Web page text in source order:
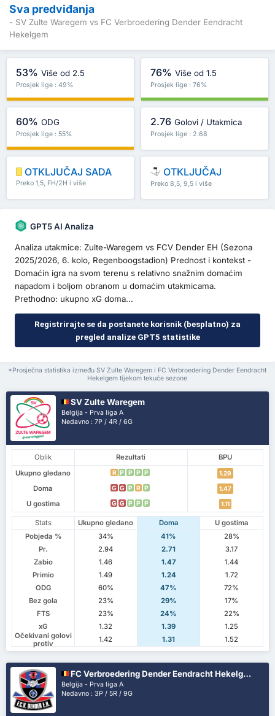
Sva predviđanja
- SV Zulte Waregem vs FC Verbroedering Dender Eendracht
Hekelgem
53% Više od 2.5
Prosjek lige : 49%
76% Više od 1.5
Prosjek lige : 76%
60% ODG
Prosjek lige : 55%
2.76 Golovi / Utakmica
Prosjek lige : 2.68
OTKLJUČAJ SADA
Preko 1,5, FH/2H i više
OTKLJUČAJ
Preko 8,5, 9,5 i više
GPT5 AI Analiza
Analiza utakmice: Zulte-Waregem vs FCV Dender EH (Sezona
2025/2026, 6. kolo, Regenboogstadion) Prednost i kontekst -
Domaćin igra na svom terenu s relativno snažnim domaćim
napadom i boljom obranom u domaćim utakmicama.
Prethodno: ukupno xG doma...
Registrirajte se da postanete korisnik (besplatno) za
pregled analize GPT5 statistike
*Prosječna statistika između SV Zulte Waregem i FC Verbroedering Dender Eendracht
Hekelgem tijekom tekuće sezone
SV Zulte Waregem
Belgija - Prva liga A
Nedavno : 7P / 4R / 6G
Oblik Rezultati
BPU
Ukupno gledano
R P P P P 1.29
Doma G G P R P 1.47
U gostima G G P P P 1.11
Stats Ukupno gledano Doma
U gostima
Pobjeda %
34% 41%
28%
Pr.
2.94 2.71
3.17
Zabio
1.46 1.47
1.44
Primio
1.49 1.24
1.72
ODG
60% 47%
72%
Bez gola
23% 29%
17%
FTS
23% 24%
22%
xG
1.32 1.39
1.25
Očekivani golovi
protiv
1.42 1.31 1.52
FC Verbroedering Dender Eendracht Hekelgem
Belgija - Prva liga A
Nedavno : 3P / 5R / 9G